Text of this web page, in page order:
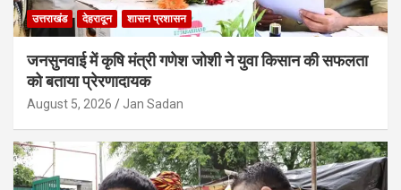
उत्तराखंड देहरादून शासन प्रशासन
जनसुनवाई में कृषि मंत्री गणेश जोशी ने युवा किसान की सफलता
को बताया प्रेरणादायक
August 5, 2026 Jan Sadan